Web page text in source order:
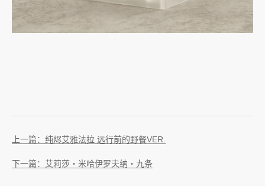
上一篇：纯烬艾雅法拉 远行前的野餐VER.
下一篇：艾莉莎‧米哈伊罗夫纳‧九条